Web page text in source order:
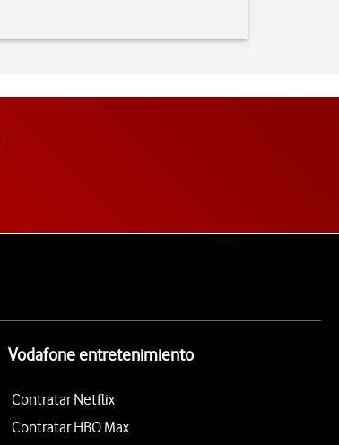
Vodafone entretenimiento
Contratar Netflix
Contratar HBO Max